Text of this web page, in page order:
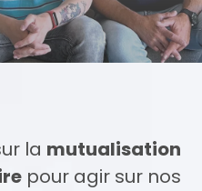
la mutualisation
pour agir sur nos